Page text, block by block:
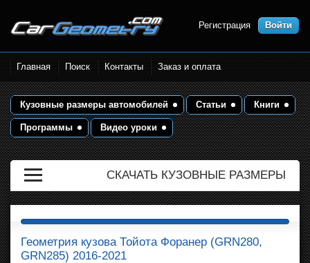
Размеры кузова автомобилей.
Контрольные точки и кузовные
размеры. Геометрия кузова
Регистрация Войти
Главная Поиск Контакты Заказ и оплата
Кузовные размеры автомобилей Статьи Книги
Программы Видео уроки
СКАЧАТЬ КУЗОВНЫЕ РАЗМЕРЫ
Геометрия кузова Тойота Форанер (GRN280,
GRN285) 2016-2021